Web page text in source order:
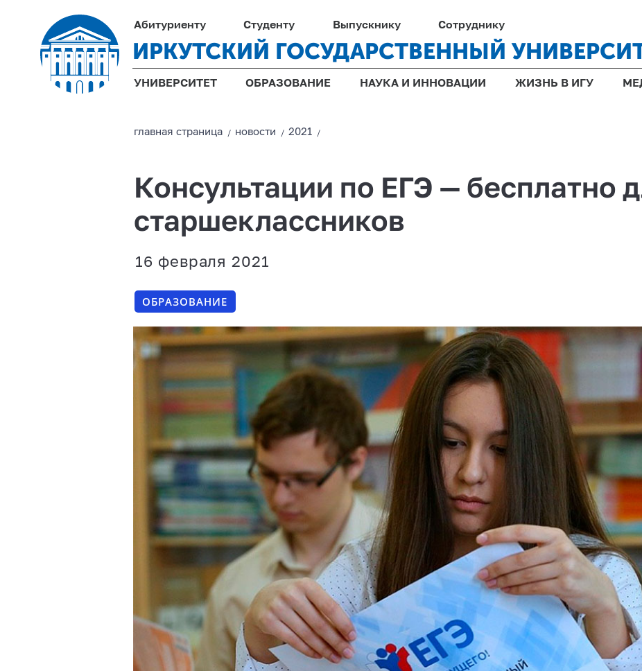
Абитуриенту Студенту Выпускнику Сотруднику
ИРКУТСКИЙ ГОСУДАРСТВЕННЫЙ
УНИВЕРСИТЕТ ОБРАЗОВАНИЕ НАУКА И ИННОВАЦИИ ЖИЗНЬ В ИГУ
главная страницa / новости /2021 /
Консультации по ЕГЭ — бесплатно
старшеклассников
16 февраля 2021
ОБРАЗОВАНИЕ